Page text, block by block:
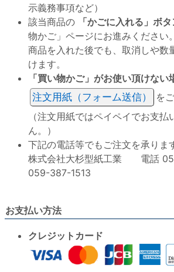
示義務事項など）
該当商品の
「かごに入れる」ボ
物かご」ページにお進みください
商品を入れた後でも、取消しや数
けます。
「買い物かご」がお使い頂けない
注文用紙（フォーム送信）
を
（注文用紙ではペイペイでお支払
ん。）
下記の電話等でもご注文を承りま
株式会社大杉型紙工業 電話
059-387-1513
お支払い方法
クレジットカード